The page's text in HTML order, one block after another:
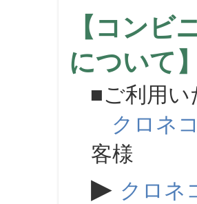
【コンビ
について
■ご利用い
クロネ
客様
▶ クロネ